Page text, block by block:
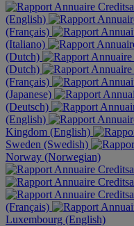
(English)
(Français)
(Italiano)
(Dutch)
(Dutch)
(Français)
(Japanese)
(Deutsch)
(English)
Kingdom (English)
Sweden (Swedish)
Norway (Norwegian)
(Français)
Luxembourg (English)